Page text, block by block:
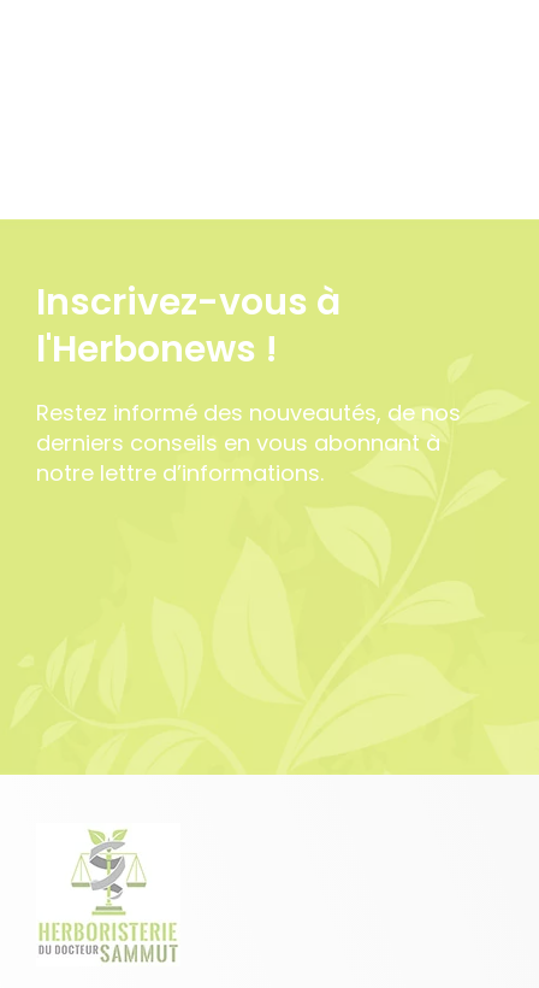
Inscrivez-vous à
l'Herbonews !
Restez informé des nouveautés, de nos
derniers conseils en vous abonnant à
notre lettre d’informations.